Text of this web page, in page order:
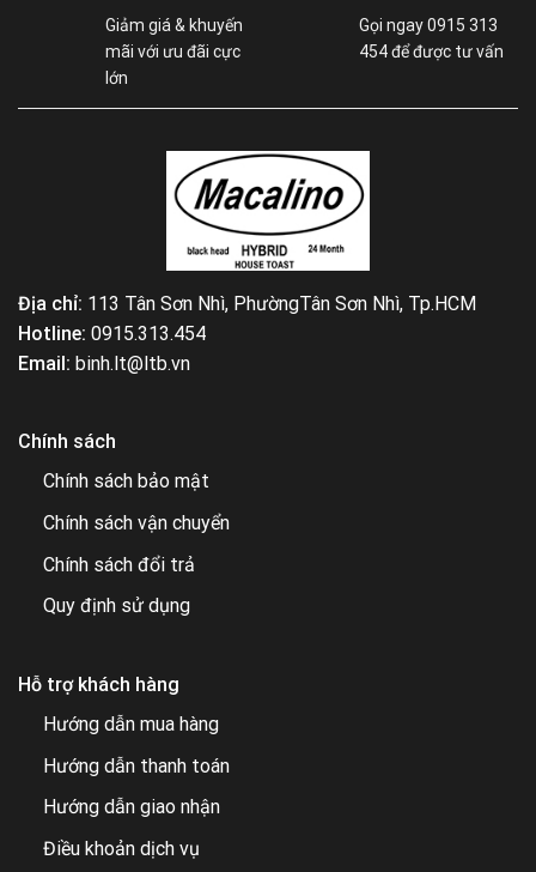
Giảm giá & khuyến
mãi với ưu đãi cực
lớn
Gọi ngay 0915 313
454 để được tư vấn
Địa chỉ: 113 Tân Sơn Nhì, PhườngTân Sơn Nhì, Tp.HCM
Hotline: 0915.313.454
Email: binh.lt@ltb.vn
Chính sách
Chính sách bảo mật
Chính sách vận chuyển
Chính sách đổi trả
Quy định sử dụng
Hỗ trợ khách hàng
Hướng dẫn mua hàng
Hướng dẫn thanh toán
Hướng dẫn giao nhận
Điều khoản dịch vụ